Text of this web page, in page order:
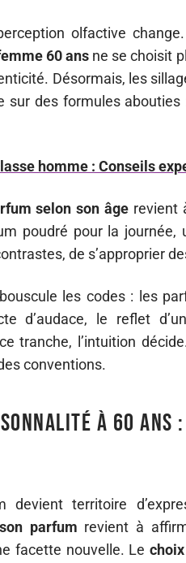
olfactive
60 ansne se choisit
Désormais, les
sur des formules
homme : Conseils
selon son âge revient
poudré pour la
de s’approprier
les codes : les
d’audace, le reflet
tranche, l’intuition
conventions.
à 60
territoire
parfum revient à
facette nouvelle. Le